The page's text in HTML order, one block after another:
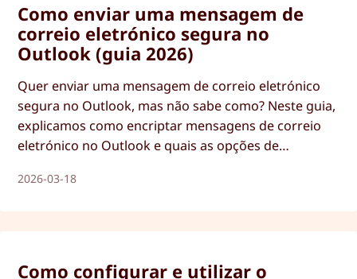
Como enviar uma mensagem de
correio eletrónico segura no
Outlook (guia 2026)
Quer enviar uma mensagem de correio eletrónico
segura no Outlook, mas não sabe como? Neste guia,
explicamos como encriptar mensagens de correio
eletrónico no Outlook e quais as opções de
2026-03-18
Como configurar e utilizar o